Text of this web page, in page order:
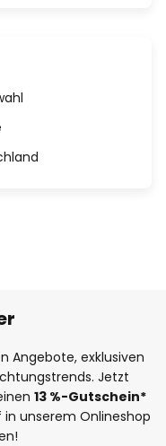
Angebote, exklusiven
Jetzt
13 %-Gutschein*
in unserem Onlineshop